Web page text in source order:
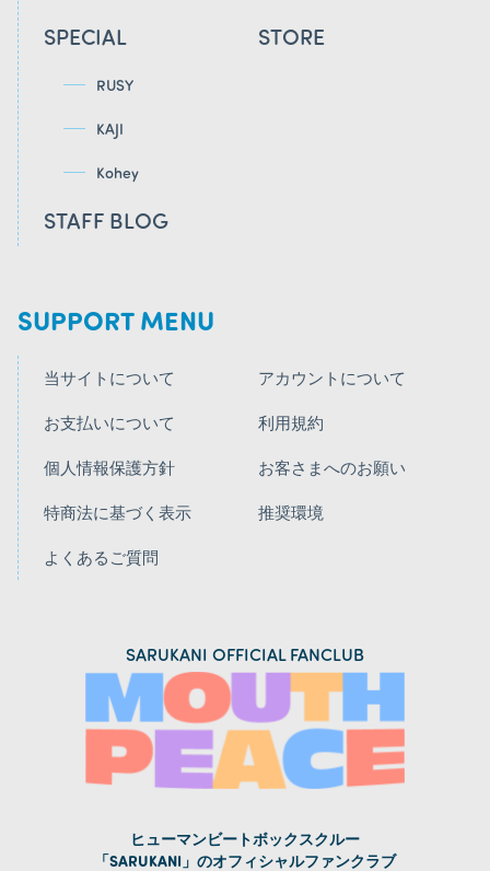
SPECIAL
RUSY
KAJI
Kohey
STORE
STAFF BLOG
SUPPORT MENU
当サイトについて アカウントについて
お支払いについて 利用規約
個人情報保護方針 お客さまへのお願い
特商法に基づく表示 推奨環境
よくあるご質問
SARUKANI OFFICIAL FANCLUB
ヒューマンビートボックスクルー
「SARUKANI」のオフィシャルファンクラブ